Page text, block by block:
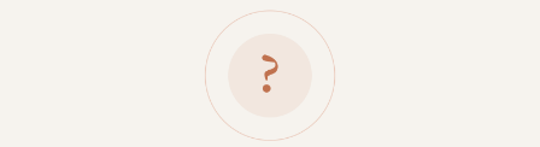
送貨及付款方式
送貨方式
7-11超商取貨 付款（約4-5天送達）
7-11超商取貨不付款 （約4-5天送達）